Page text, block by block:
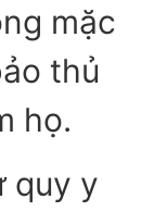
mặc
thủ
họ.
quy y